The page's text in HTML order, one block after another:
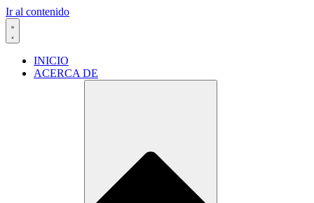
Ir al contenido
INICIO
ACERCA DE